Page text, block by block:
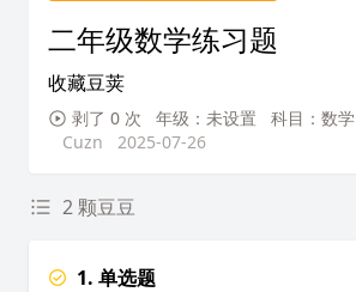
二年级数学练习题
收藏豆荚
剥了 0 次 年级：未设置
科目：数学
Cuzn
2025-07-26
2 颗豆豆
1. 单选题